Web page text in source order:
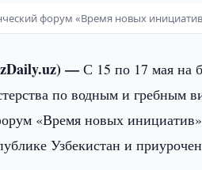
форум «Время новых
—С 15 по 17 мая на
по водным и гребным
«Время новых
Узбекистан и